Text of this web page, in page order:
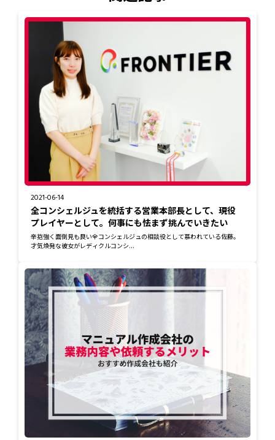
2021-06-14
全コンシェルジュを統括する営業本部長として、現役
プレイヤーとして。何事にも怯まず挑んでいきたい
辛抱強く面倒見も良い全コンシェルジュの相談役として慕われている佐藤。
才気煥発な彼女がレディクルコンシ...